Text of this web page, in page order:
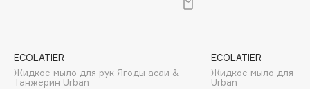
Baffy
Balmain Hair Couture
ЭКСКЛЮЗИВ
ECOLATIER
Жидкое мыло для рук Ягоды асаи &
Танжерин Urban
ECOLATIER
Жидкое мыло для
Urban